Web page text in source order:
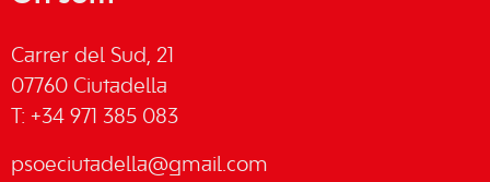
Carrer del Sud, 21
07760 Ciutadella
T: +34 971 385 083
psoeciutadella@gmail.com